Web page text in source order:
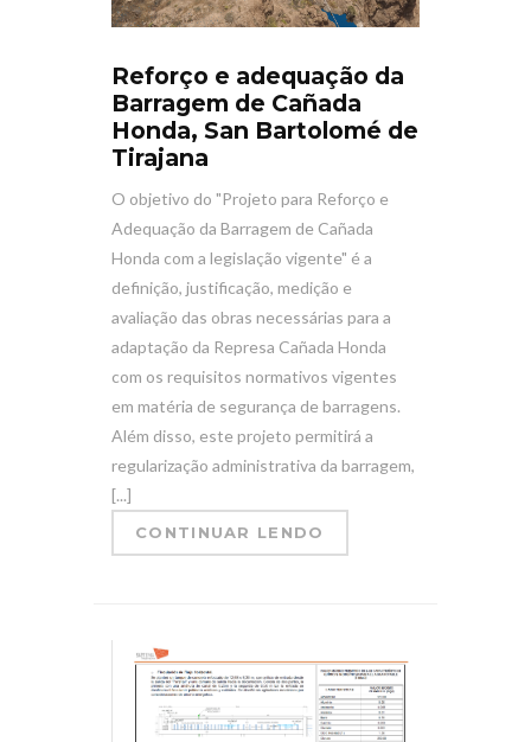
Reforço e adequação da
Barragem de Cañada
Honda, San Bartolomé de
Tirajana
O objetivo do "Projeto para Reforço e
Adequação da Barragem de Cañada
Honda com a legislação vigente" é a
definição, justificação, medição e
avaliação das obras necessárias para a
adaptação da Represa Cañada Honda
com os requisitos normativos vigentes
em matéria de segurança de barragens.
Além disso, este projeto permitirá a
regularização administrativa da barragem,
[...]
CONTINUAR LENDO